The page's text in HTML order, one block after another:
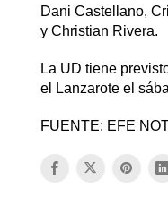
Dani Castellano,
y Christian Rivera.
La UD tiene
el Lanzarote el
FUENTE: EFE